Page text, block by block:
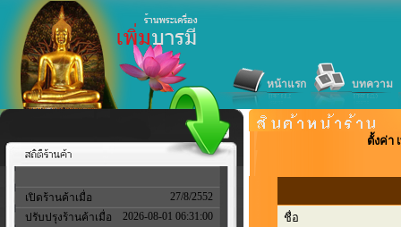
หน้าแรก บทความ
เปิดร้านค้าเมื่อ
27/8/2552
ปรับปรุงร้านค้าเมื่อ
2026-08-01 06:31:00
ตั้งค่า
ชื่อ